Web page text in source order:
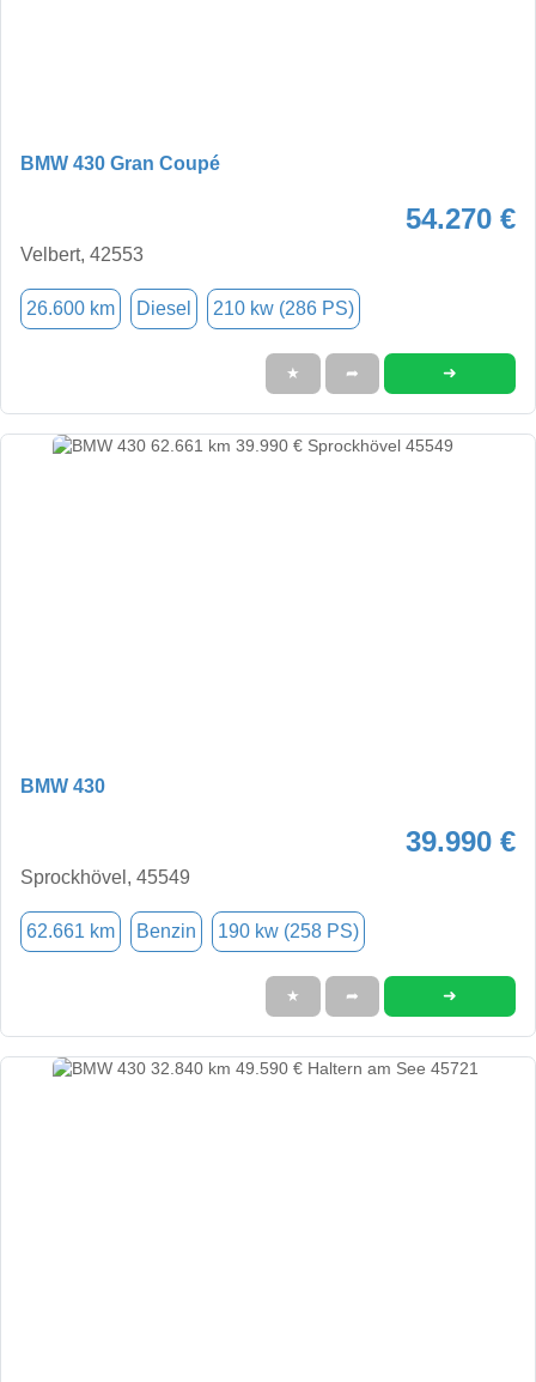
BMW 430 Gran Coupé
54.270 €
Velbert, 42553
26.600 km Diesel 210 kw (286 PS)
★ ➦ ➜
BMW 430
39.990 €
Sprockhövel, 45549
62.661 km Benzin 190 kw (258 PS)
★ ➦ ➜